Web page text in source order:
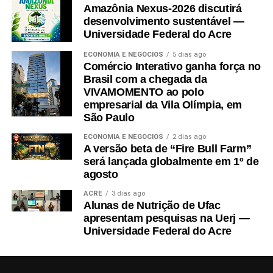
O estado de saúde da jovem é estável, e ela aguarda o
procedimento no Hospital Regional do Juruá, em
Sul.
A mãe de Adriely, que pediu para não ser identificada, disse que
não estava no local quando a filha foi atacada, mas que
testemunhas relataram a ela que o suspeito, Vandernilson Rosas
da Silva, de 25 anos, ex-namorado da vítima, agiu motivado por
De acordo com a mãe, eles não estavam mais juntos, mas
dividem os cuidados com o filho deles, de 4 anos. Nessa terça,
que ela levasse a criança à casa dele.
Ela atendeu o pedido e foi levar a criança. Nesse momento, o
Amazônia Nexus-2026 discutirá
desenvolvimento sustentável —
Universidade Federal do Acre
ECONOMIA E NEGÓCIOS 5 dias ago
Comércio Interativo ganha força no
Brasil com a chegada da
VIVAMOMENTO ao polo
empresarial da Vila Olímpia, em
São Paulo
ECONOMIA E NEGÓCIOS 2 dias ago
A versão beta de “Fire Bull Farm”
será lançada globalmente em 1º de
agosto
ACRE 3 dias ago
Alunas de Nutrição de Ufac
apresentam pesquisas na Uerj —
Universidade Federal do Acre